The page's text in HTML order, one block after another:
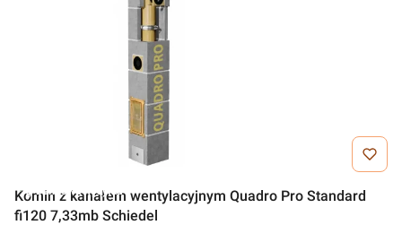
Darmowa wysyłka
Komin z kanałem wentylacyjnym Quadro Pro Standard
fi120 7,33mb Schiedel